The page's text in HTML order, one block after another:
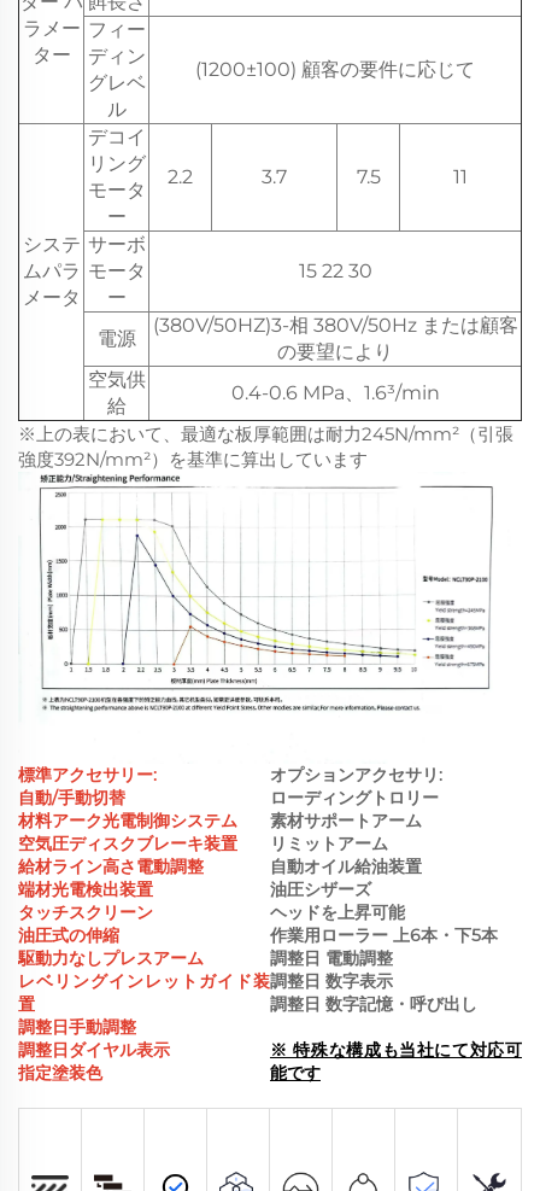
ラメー
ター
フィー
ディン
グレベ
ル
(1200±100) 顧客の要件に応じて
システ
ムパラ
メータ
デコイ
リング
モータ
ー
2.2 3.7 7.5 11
サーボ
モータ
ー
15 22 30
電源
(380V/50HZ)3-相 380V/50Hz または顧客
の要望により
空気供
給
0.4-0.6 MPa、1.6³/min
※上の表において、最適な板厚範囲は耐力245N/mm²（引張
強度392N/mm²）を基準に算出しています
標準アクセサリー:
自動/手動切替
材料アーク光電制御システム
空気圧ディスクブレーキ装置
給材ライン高さ電動調整
端材光電検出装置
タッチスクリーン
油圧式の伸縮
駆動力なしプレスアーム
レベリングインレットガイド装
置
調整日手動調整
調整日ダイヤル表示
指定塗装色
オプションアクセサリ:
ローディングトロリー
素材サポートアーム
リミットアーム
自動オイル給油装置
油圧シザーズ
ヘッドを上昇可能
作業用ローラー 上6本・下5本
調整日 電動調整
調整日 数字表示
調整日 数字記憶・呼び出し
※ 特殊な構成も当社にて対応可
能です